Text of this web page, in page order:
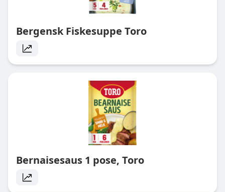
Bergensk Fiskesuppe Toro
Bernaisesaus 1 pose, Toro